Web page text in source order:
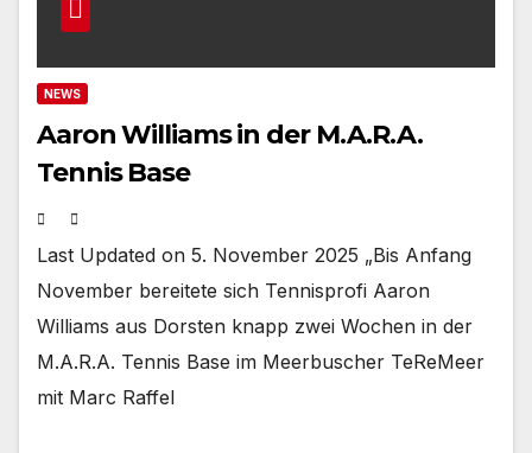
NEWS
Aaron Williams in der M.A.R.A.
Tennis Base
Last Updated on 5. November 2025 „Bis Anfang
November bereitete sich Tennisprofi Aaron
Williams aus Dorsten knapp zwei Wochen in der
M.A.R.A. Tennis Base im Meerbuscher TeReMeer
mit Marc Raffel